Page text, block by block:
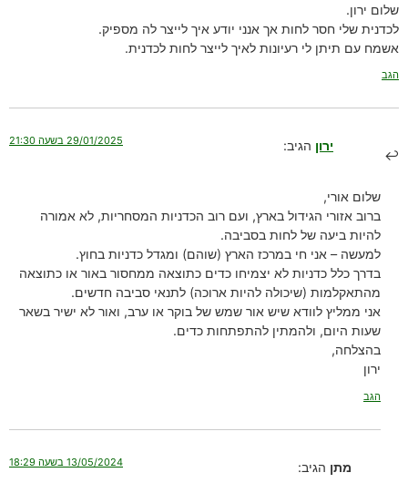
שלום ירון.
לכדנית שלי חסר לחות אך אנני יודע איך לייצר לה מספיק.
אשמח עם תיתן לי רעיונות לאיך לייצר לחות לכדנית.
הגב
ירון הגיב: 29/01/2025 בשעה 21:30
שלום אורי,
ברוב אזורי הגידול בארץ, ועם רוב הכדניות המסחריות, לא אמורה
להיות ביעה של לחות בסביבה.
למעשה – אני חי במרכז הארץ (שוהם) ומגדל כדניות בחוץ.
בדרך כלל כדניות לא יצמיחו כדים כתוצאה ממחסור באור או כתוצאה
מהתאקלמות (שיכולה להיות ארוכה) לתנאי סביבה חדשים.
אני ממליץ לוודא שיש אור שמש של בוקר או ערב, ואור לא ישיר בשאר
שעות היום, ולהמתין להתפתחות כדים.
בהצלחה,
ירון
הגב
מתן הגיב: 13/05/2024 בשעה 18:29